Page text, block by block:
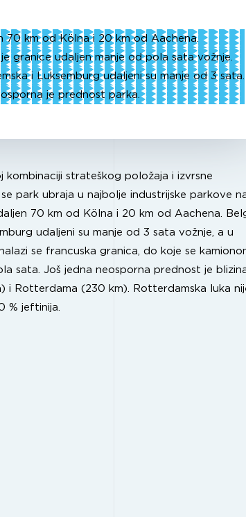
70 km od Kölna i 20 km od Aachena.
granice udaljen manje od pola sata vožnje.
i Luksemburg udaljeni su manje od 3 sata.
je prednost parka.
kombinaciji strateškog položaja i izvrsne
park ubraja u najbolje industrijske parkove
70 km od Kölna i 20 km od Aachena.
udaljeni su manje od 3 sata vožnje, a u
se francuska granica, do koje se
sata. Još jedna neosporna prednost je
i Rotterdama (230 km). Rotterdamska luka
% jeftinija.